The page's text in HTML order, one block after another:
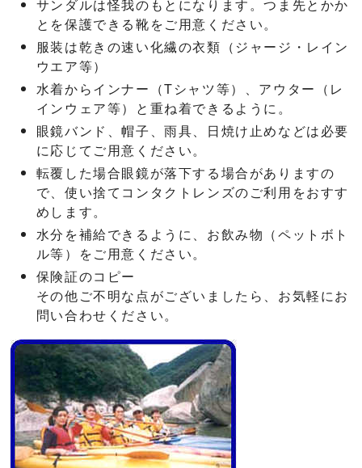
サンダルは怪我のもとになります。つま先とかか
とを保護できる靴をご用意ください。
服装は乾きの速い化繊の衣類（ジャージ・レイン
ウエア等）
水着からインナー（Tシャツ等）、アウター（レ
インウェア等）と重ね着できるように。
眼鏡バンド、帽子、雨具、日焼け止めなどは必要
に応じてご用意ください。
転覆した場合眼鏡が落下する場合がありますの
で、使い捨てコンタクトレンズのご利用をおすす
めします。
水分を補給できるように、お飲み物（ペットボト
ル等）をご用意ください。
保険証のコピー
その他ご不明な点がございましたら、お気軽にお
問い合わせください。